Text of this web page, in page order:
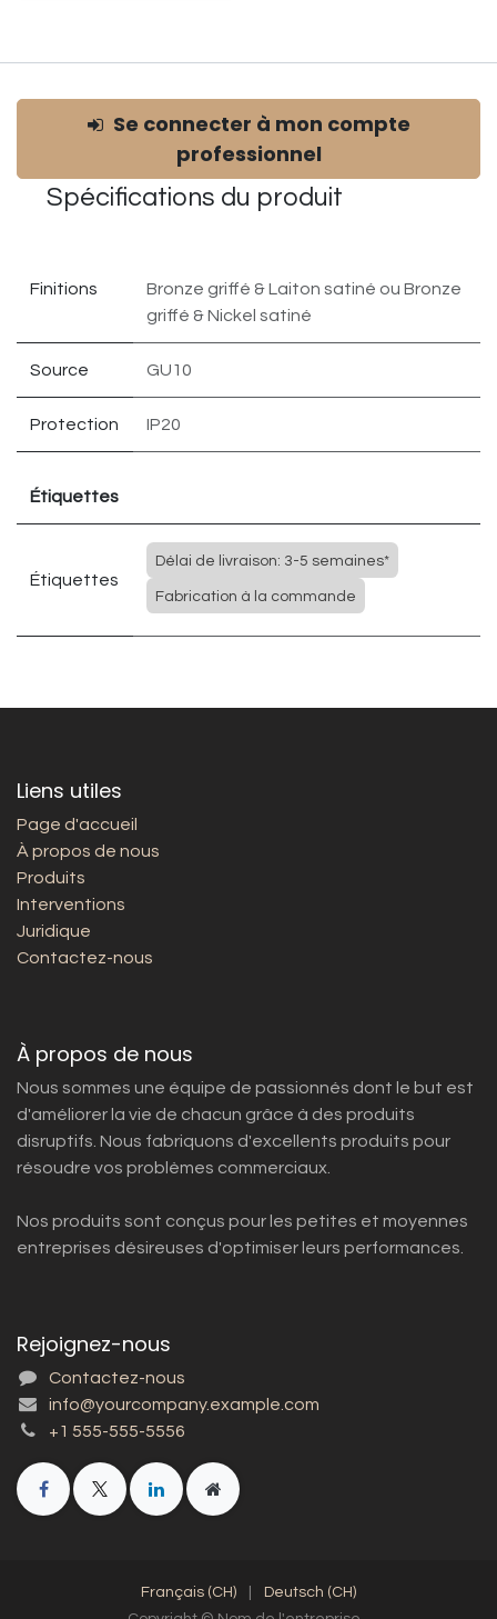
Se connecter à mon compte
professionnel
Spécifications du produit
Finitions Bronze griffé & Laiton satiné ou Bronze
griffé & Nickel satiné
Source GU10
Protection IP20
Étiquettes
Étiquettes
Délai de livraison: 3-5 semaines*
Fabrication à la commande
Liens utiles
Page d'accueil
À propos de nous
Produits
Interventions
Juridique
Contactez-nous
À propos de nous
Nous sommes une équipe de passionnés dont le but est
d'améliorer la vie de chacun grâce à des produits
disruptifs. Nous fabriquons d'excellents produits pour
résoudre vos problèmes commerciaux.
Nos produits sont conçus pour les petites et moyennes
entreprises désireuses d'optimiser leurs performances.
Rejoignez-nous
Contactez-nous
info@yourcompany.example.com
+1 555-555-5556
Français (CH) Deutsch (CH)